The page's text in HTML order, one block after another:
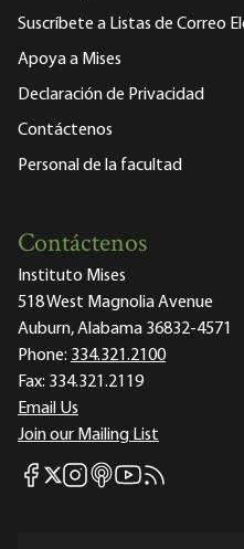
Suscríbete a Listas de Correo
Apoya a Mises
Declaración de Privacidad
Contáctenos
Personal de la facultad
Contáctenos
Instituto Mises
518 West Magnolia Avenue
Auburn, Alabama 36832-4571
Phone: 334.321.2100
Fax: 334.321.2119
Email Us
Join our Mailing List
Mises Facebook
Mises X
Mises Instagram
Mises itunes
Mises Youtube
Mises RSS feed